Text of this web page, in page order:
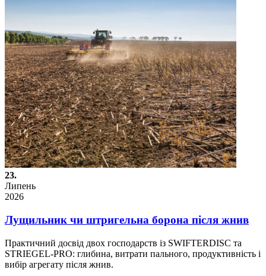
23.
Липень
2026
Лущильник чи штригельна борона після жнив
Практичний досвід двох господарств із SWIFTERDISC та
STRIEGEL-PRO: глибина, витрати пального, продуктивність і
вибір агрегату після жнив.